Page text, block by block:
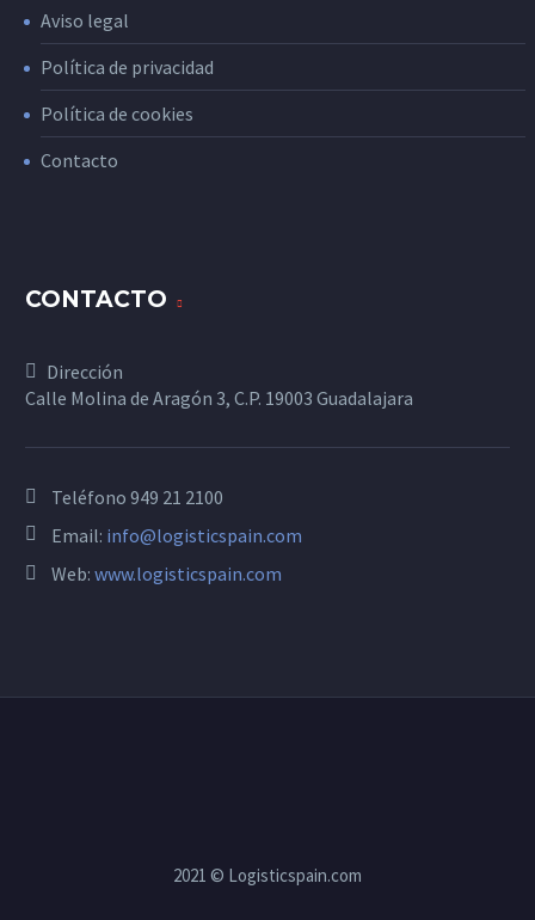
Aviso legal
Política de privacidad
Política de cookies
Contacto
CONTACTO
Dirección
Calle Molina de Aragón 3, C.P. 19003 Guadalajara
Teléfono 949 21 2100
Email: info@logisticspain.com
Web: www.logisticspain.com
2021 © Logisticspain.com